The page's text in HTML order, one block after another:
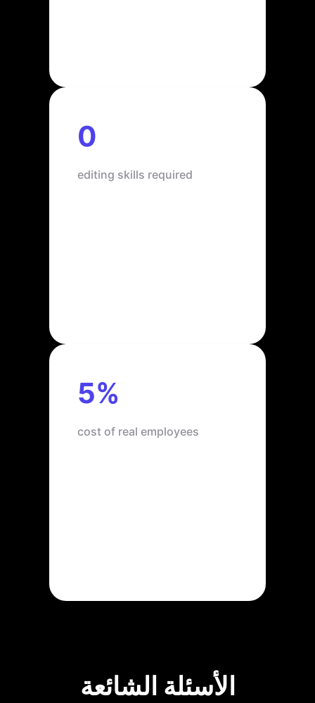
0
editing skills required
5%
cost of real employees
الأسئلة الشائعة